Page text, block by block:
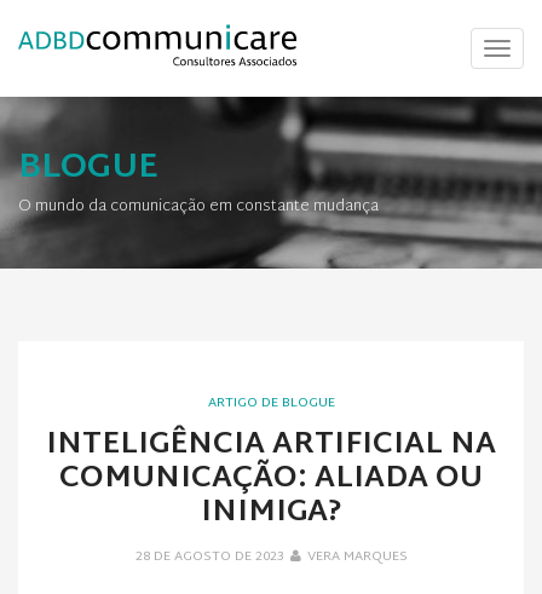
Toggle
BLOGUE
O mundo da comunicação em constante mudança
ARTIGO DE BLOGUE
INTELIGÊNCIA ARTIFICIAL NA
COMUNICAÇÃO: ALIADA OU
INIMIGA?
28 DE AGOSTO DE 2023 VERA MARQUES